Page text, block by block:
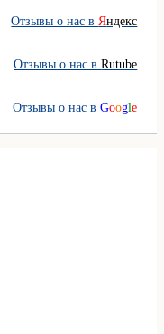
Отзывы о нас вЯндекс
Отзывы о нас вRutube
Отзывы о нас вGoogle